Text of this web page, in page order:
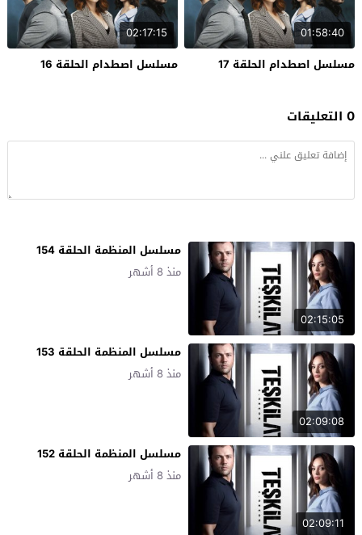
01:58:40
مسلسل اصطدام الحلقة 17
02:17:15
مسلسل اصطدام الحلقة 16
0 التعليقات
02:15:05
مسلسل المنظمة الحلقة 154
منذ 8 أشهر
02:09:08
مسلسل المنظمة الحلقة 153
منذ 8 أشهر
02:09:11
مسلسل المنظمة الحلقة 152
منذ 8 أشهر